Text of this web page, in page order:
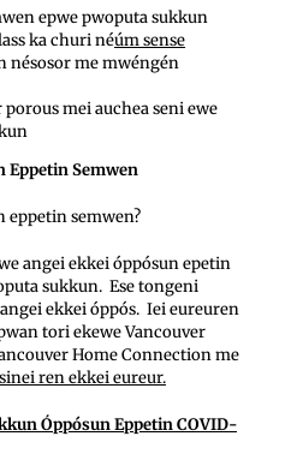
epwe pwoputa sukkun
ka churi néúm sense
nésosor me mwéngén
mei auchea seni ewe
Eppetin Semwen
eppetin semwen?
angei ekkei óppósun epetin
sukkun. Ese tongeni
ekkei óppós. Iei eureuren
tori ekewe Vancouver
Home Connection me
ren ekkei eureur.
Óppósun Eppetin COVID-